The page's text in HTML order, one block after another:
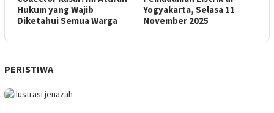
Hukum yang Wajib
Diketahui Semua Warga
Yogyakarta, Selasa 11
November 2025
PERISTIWA